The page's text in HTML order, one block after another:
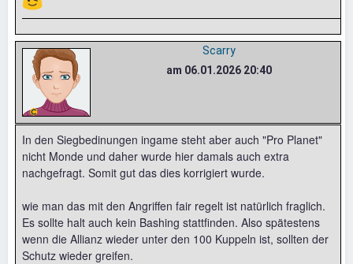
Scarry
am 06.01.2026 20:40
In den Siegbedinungen ingame steht aber auch "Pro Planet"
nicht Monde und daher wurde hier damals auch extra
nachgefragt. Somit gut das dies korrigiert wurde.
wie man das mit den Angriffen fair regelt ist natürlich fraglich.
Es sollte halt auch kein Bashing stattfinden. Also spätestens
wenn die Allianz wieder unter den 100 Kuppeln ist, sollten der
Schutz wieder greifen.